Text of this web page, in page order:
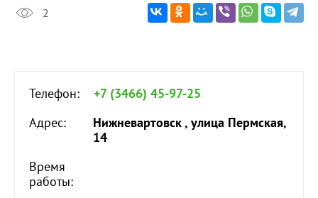
2
Телефон:
+7 (3466) 45-97-25
Адрес:
Нижневартовск , улица Пермская,
14
Время
работы: